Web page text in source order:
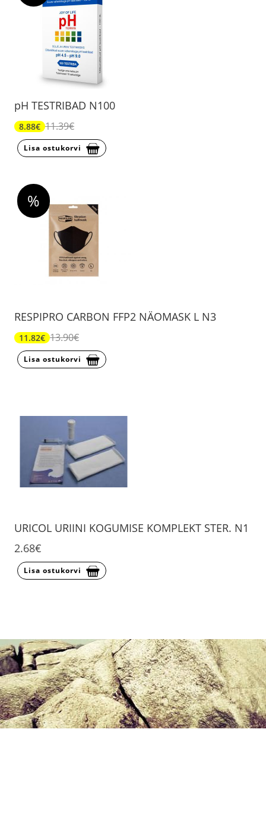
pH TESTRIBAD N100
8.88€ 11.39€
Lisa ostukorvi
%
RESPIPRO CARBON FFP2 NÄOMASK L N3
11.82€ 13.90€
Lisa ostukorvi
URICOL URIINI KOGUMISE KOMPLEKT STER. N1
2.68€
Lisa ostukorvi